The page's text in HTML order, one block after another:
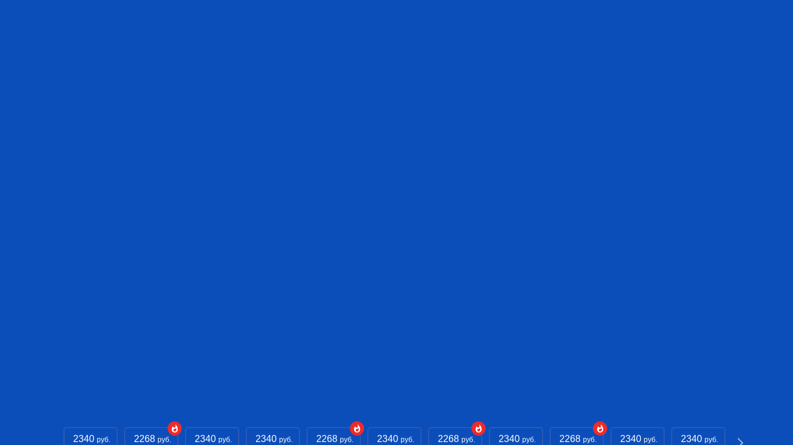
2340 руб. 2268 руб. 2340 руб. 2340 руб. 2268 руб. 2340 руб. 2268 руб. 2340 руб. 2268 руб. 2340 руб. 2340 руб.